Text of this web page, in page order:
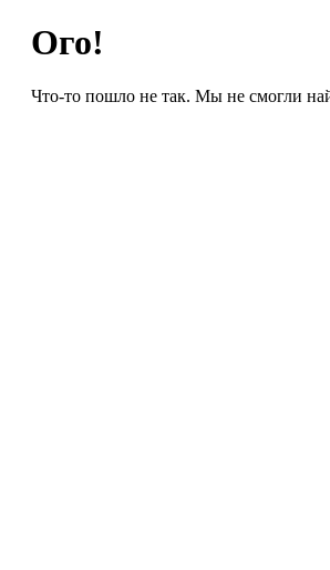
Ого!
Что-то пошло не так. Мы не смогли